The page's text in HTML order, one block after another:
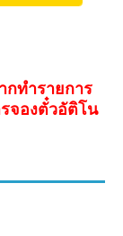
กทำรายการ
จองตั๋วอัติโน